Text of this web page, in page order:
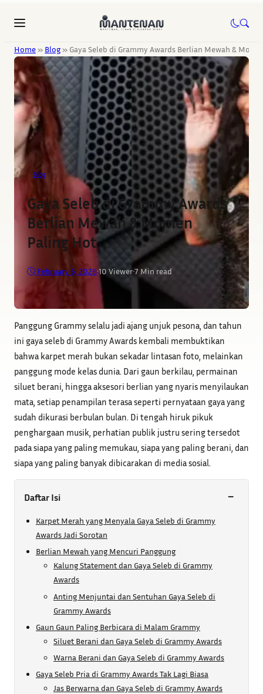
Home » Blog » Gaya Seleb di Grammy Awards Berlian Mewah &
Blog
Gaya Seleb di Grammy Awards
Berlian Mewah & Momen
Paling Hot
February 6, 2026•10 Viewer•7 Min read
Panggung Grammy selalu jadi ajang unjuk pesona, dan tahun
ini gaya seleb di Grammy Awards kembali membuktikan
bahwa karpet merah bukan sekadar lintasan foto, melainkan
panggung mode kelas dunia. Dari gaun berkilau, permainan
siluet berani, hingga aksesori berlian yang nyaris menyilaukan
mata, setiap penampilan terasa seperti pernyataan gaya yang
sudah dikurasi berbulan bulan. Di tengah hiruk pikuk
penghargaan musik, perhatian publik justru sering tersedot
pada siapa yang paling memukau, siapa yang paling berani, dan
siapa yang paling banyak dibicarakan di media sosial.
Daftar Isi −
Karpet Merah yang Menyala Gaya Seleb di Grammy
Awards Jadi Sorotan
Berlian Mewah yang Mencuri Panggung
Kalung Statement dan Gaya Seleb di Grammy
Awards
Anting Menjuntai dan Sentuhan Gaya Seleb di
Grammy Awards
Gaun Gaun Paling Berbicara di Malam Grammy
Siluet Berani dan Gaya Seleb di Grammy Awards
Warna Berani dan Gaya Seleb di Grammy Awards
Gaya Seleb Pria di Grammy Awards Tak Lagi Biasa
Jas Berwarna dan Gaya Seleb di Grammy Awards